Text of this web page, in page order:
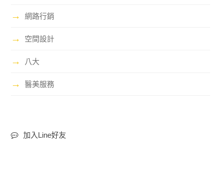
→ 網路行銷
→ 空間設計
→ 八大
→ 醫美服務
加入Line好友